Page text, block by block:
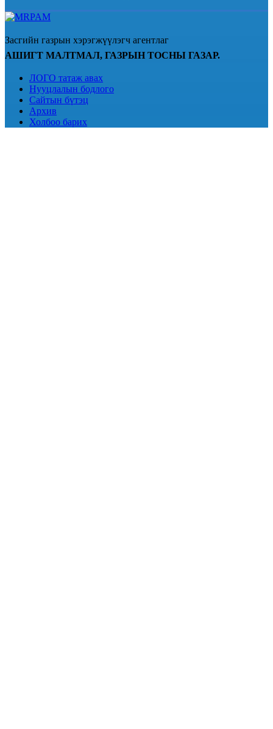
Засгийн газрын хэрэгжүүлэгч агентлаг
АШИГТ МАЛТМАЛ, ГАЗРЫН ТОСНЫ ГАЗАР.
ЛОГО татаж авах
Нууцлалын бодлого
Сайтын бүтэц
Архив
Холбоо барих